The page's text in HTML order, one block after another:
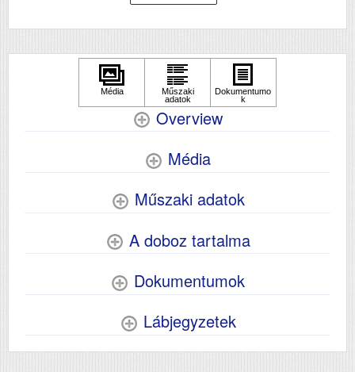
Overview
Média
Műszaki adatok
A doboz tartalma
Dokumentumok
Lábjegyzetek